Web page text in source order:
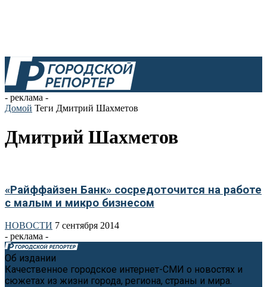
- реклама -
Домой Теги Дмитрий Шахметов
Дмитрий Шахметов
«Райффайзен Банк» сосредоточится на работе
с малым и микро бизнесом
НОВОСТИ 7 сентября 2014
- реклама -
Об издании
Качественное городское интернет-СМИ о новостях и
сюжетах из жизни города, региона, страны и мира.